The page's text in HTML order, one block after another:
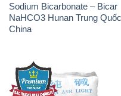
Sodium Bicarbonate – Bicar
NaHCO3 Hunan Trung Quốc
China